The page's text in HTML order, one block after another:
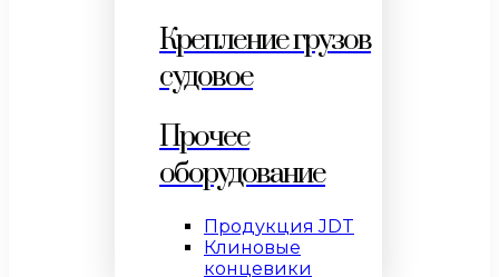
Крепление грузов
судовое
Прочее
оборудование
Продукция JDT
Клиновые
концевики